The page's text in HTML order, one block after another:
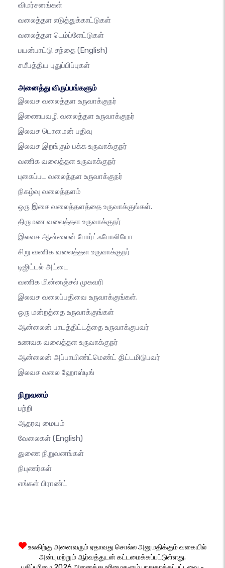
விமர்சனங்கள்
வலைத்தள எடுத்துக்காட்டுகள்
வலைத்தள டெம்ப்ளேட்டுகள்
பயன்பாட்டு சந்தை (English)
சமீபத்திய புதுப்பிப்புகள்
அனைத்து விருப்பங்களும்
இலவச வலைத்தள உருவாக்குநர்
இணையவழி வலைத்தள உருவாக்குநர்
இலவச டொமைன் பதிவு
இலவச இறங்கும் பக்க உருவாக்குநர்
வணிக வலைத்தள உருவாக்குநர்
புகைப்பட வலைத்தள உருவாக்குநர்
நிகழ்வு வலைத்தளம்
ஒரு இசை வலைத்தளத்தை உருவாக்குங்கள்.
திருமண வலைத்தள உருவாக்குநர்
இலவச ஆன்லைன் போர்ட்ஃபோலியோ
சிறு வணிக வலைத்தள உருவாக்குநர்
டிஜிட்டல் அட்டை
வணிக மின்னஞ்சல் முகவரி
இலவச வலைப்பதிவை உருவாக்குங்கள்.
ஒரு மன்றத்தை உருவாக்குங்கள்
ஆன்லைன் பாடத்திட்டத்தை உருவாக்குபவர்
உணவக வலைத்தள உருவாக்குநர்
ஆன்லைன் அப்பாயிண்ட்மெண்ட் திட்டமிடுபவர்
இலவச வலை ஹோஸ்டிங்
நிறுவனம்
பற்றி
ஆதரவு மையம்
வேலைகள் (English)
துணை நிறுவனங்கள்
நிபுணர்கள்
எங்கள் பிராண்ட்
உலகிற்கு அனைவரும் ஏதாவது சொல்ல அனுமதிக்கும் வகையில்
அன்பு மற்றும் ஆர்வத்துடன் கட்டமைக்கப்பட்டுள்ளது.